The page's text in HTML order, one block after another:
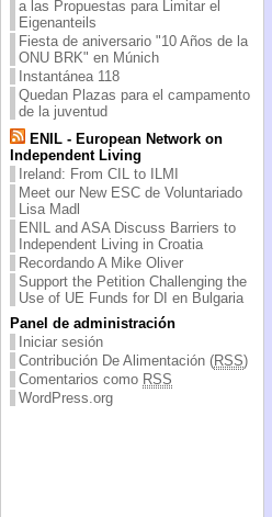
a las Propuestas para Limitar el
Eigenanteils
Fiesta de aniversario "10 Años de la
ONU BRK" en Múnich
Instantánea 118
Quedan Plazas para el campamento
de la juventud
ENIL - European Network on
Independent Living
Ireland: From CIL to ILMI
Meet our New ESC de Voluntariado
Lisa Madl
ENIL and ASA Discuss Barriers to
Independent Living in Croatia
Recordando A Mike Oliver
Support the Petition Challenging the
Use of UE Funds for DI en Bulgaria
Panel de administración
Iniciar sesión
Contribución De Alimentación (RSS)
Comentarios como RSS
WordPress.org